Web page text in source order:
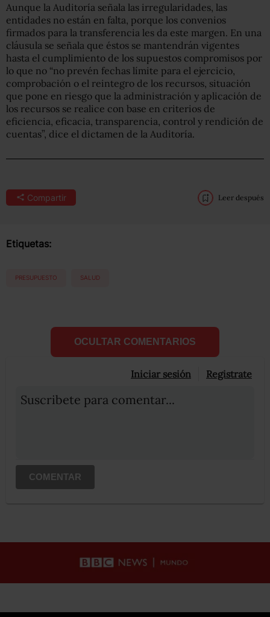
Aunque la Auditoría señala las irregularidades, las
entidades no están en falta, porque los convenios
firmados para la transferencia les da este margen. En una
cláusula se señala que éstos se mantendrán vigentes
hasta el cumplimiento de los supuestos compromisos por
lo que no “no prevén fechas límite para el ejercicio,
comprobación o el reintegro de los recursos, situación
que pone en riesgo que la administración y aplicación de
los recursos se realice con base en criterios de
eficiencia, eficacia, transparencia, control y rendición de
cuentas”, dice el dictamen de la Auditoría.
Compartir Leer después
Etiquetas:
PRESUPUESTO SALUD
OCULTAR COMENTARIOS
Iniciar sesión Registrate
Suscribete para comentar...
COMENTAR